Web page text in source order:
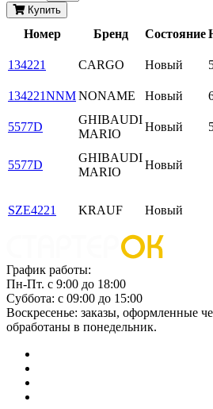
Купить
Номер Бренд Состояние
134221 CARGO Новый
134221NNMNONAME Новый
5577D
GHIBAUDI
MARIO
Новый
5577D
GHIBAUDI
MARIO
Новый
SZE4221 KRAUF Новый
График работы:
Пн-Пт. с 9:00 до 18:00
Суббота: с 09:00 до 15:00
Воскресенье: заказы, оформленные
обработаны в понедельник.